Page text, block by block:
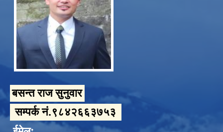
बसन्त राज सुनुवार
सम्पर्क नं.९८४२६६३७५३